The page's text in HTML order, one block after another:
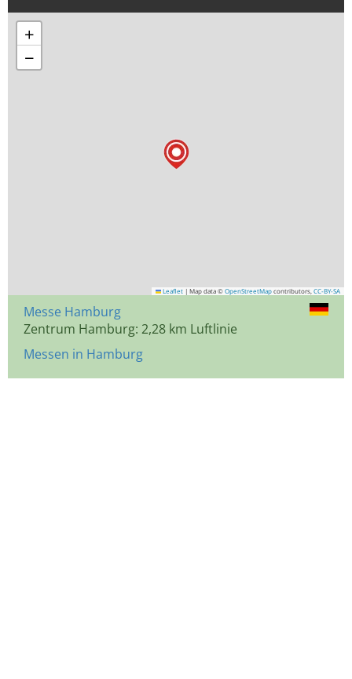
+
−
Leaflet | Map data © OpenStreetMap contributors, CC-BY-SA
Messe Hamburg
Zentrum Hamburg: 2,28 km Luftlinie
Messen in Hamburg